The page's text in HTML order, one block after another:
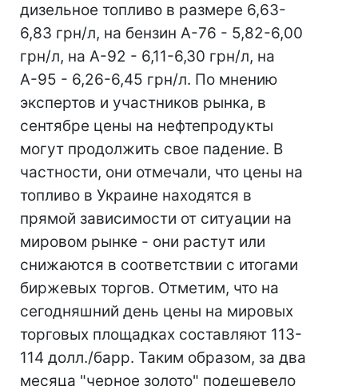
дизельное топливо в размере 6,63-
6,83 грн/л, на бензин А-76 - 5,82-6,00
грн/л, на А-92 - 6,11-6,30 грн/л, на
А-95 - 6,26-6,45 грн/л. По мнению
экспертов и участников рынка, в
сентябре цены на нефтепродукты
могут продолжить свое падение. В
частности, они отмечали, что цены на
топливо в Украине находятся в
прямой зависимости от ситуации на
мировом рынке - они растут или
снижаются в соответствии с итогами
биржевых торгов. Отметим, что на
сегодняшний день цены на мировых
торговых площадках составляют 113-
114 долл./барр. Таким образом, за два
месяца "черное золото" подешевело